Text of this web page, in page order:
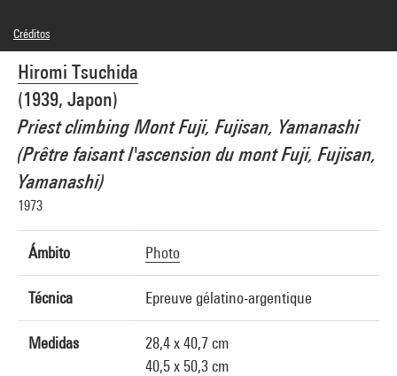
Hiromi Tsuchida
(1939, Japon)
Priest climbing Mont Fuji, Fujisan, Yamanashi
(Prêtre faisant l'ascension du mont Fuji, Fujisan,
Yamanashi)
1973
Ámbito Photo
Técnica Epreuve gélatino-argentique
Medidas
28,4 x 40,7 cm
40,5 x 50,3 cm
Créditos
© Hiromi Tsuchida
Créditos fotográficos : Centre Pompidou, MNAM-CCI/Christian Bahier et Philippe
Migeat/Dist. GrandPalaisRmn
Referencia de la imagen : 1A16016 [1987 X 0290]